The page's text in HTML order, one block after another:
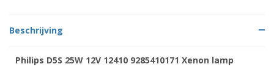
Beschrijving
Philips D5S 25W 12V 12410 9285410171 Xenon lamp